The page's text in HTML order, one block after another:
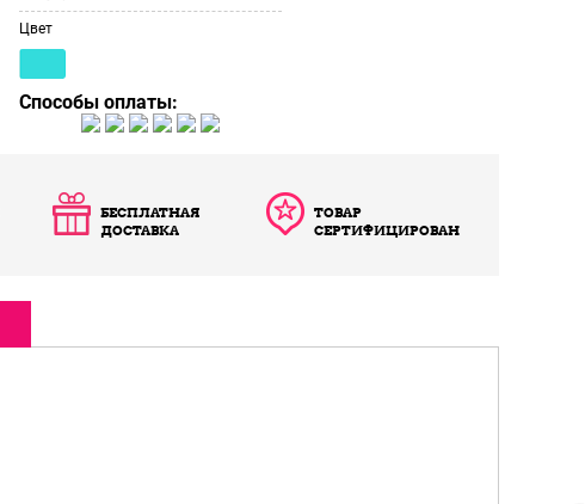
Цвет
Способы оплаты:
БЕСПЛАТНАЯ
ДОСТАВКА
ТОВАР
СЕРТИФИЦИРОВАН